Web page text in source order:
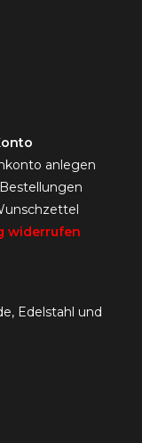
anlegen
widerrufen
Edelstahl und